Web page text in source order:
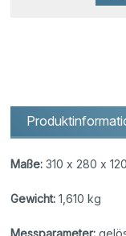
Maße: 310 x 280 x
Gewicht: 1,610 kg
Messparameter: